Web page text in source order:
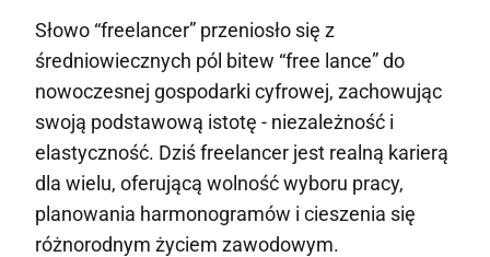
Słowo “freelancer” przeniosło się z
średniowiecznych pól bitew “free lance” do
nowoczesnej gospodarki cyfrowej, zachowując
swoją podstawową istotę - niezależność i
elastyczność. Dziś freelancer jest realną karierą
dla wielu, oferującą wolność wyboru pracy,
planowania harmonogramów i cieszenia się
różnorodnym życiem zawodowym.